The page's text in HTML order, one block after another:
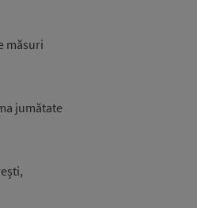
măsuri
jumătate